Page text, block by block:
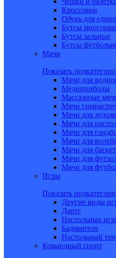
Кроссовки
Обувь для
Бутсы
Бутсы зальные
Бутсы
Мячи
Показать
Мячи для
Медицинболы
Массажные
Мячи
Мячи для
Мячи для
Мячи для
Мячи для
Мячи для
Мячи для
Мячи для
Игры
Показать
Другие виды
Дартс
Настольные
Бадминтон
Настольный
Командный спорт